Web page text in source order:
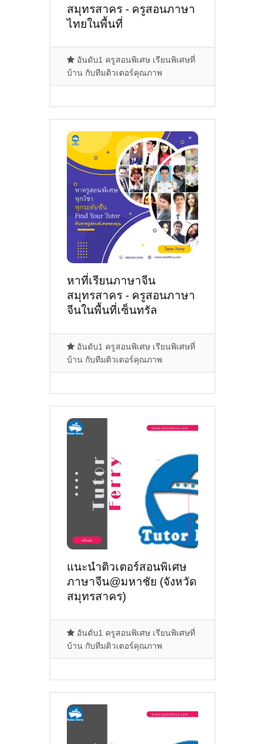
สมุทรสาคร - ครูสอนภาษา
ไทยในพื้นที่
มหาชัย,กระทุ่มแบน,อำเภอ
เมืองสมุทรสาคร,พระราม2
อันดับ1 ครูสอนพิเศษ เรียนพิเศษที่
บ้าน กับทีมติวเตอร์คุณภาพ
หาที่เรียนภาษาจีน
สมุทรสาคร - ครูสอนภาษา
จีนในพื้นที่เซ็นทรัล
73,มหาชัย,มหาชัย
อันดับ1 ครูสอนพิเศษ เรียนพิเศษที่
บ้าน กับทีมติวเตอร์คุณภาพ
แนะนำติวเตอร์สอนพิเศษ
ภาษาจีน@มหาชัย (จังหวัด
สมุทรสาคร)
อันดับ1 ครูสอนพิเศษ เรียนพิเศษที่
บ้าน กับทีมติวเตอร์คุณภาพ